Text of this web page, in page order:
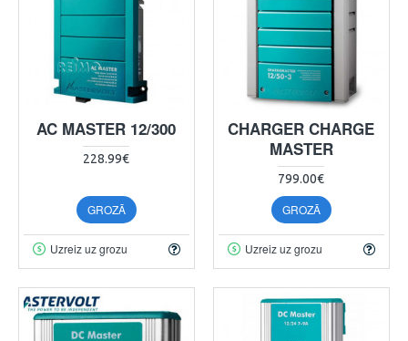
AC MASTER 12/300
228.99€
GROZĀ
Uzreiz uz grozu
CHARGER CHARGE
MASTER
799.00€
GROZĀ
Uzreiz uz grozu